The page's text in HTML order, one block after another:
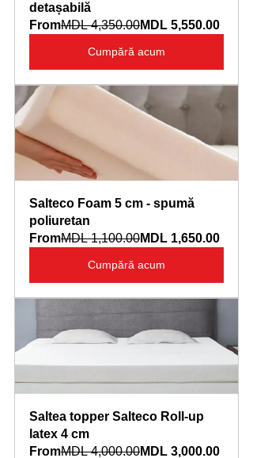
detașabilă
FromMDL 4,350.00MDL 5,550.00
Cumpără acum
Salteco Foam 5 cm - spumă
poliuretan
FromMDL 1,100.00MDL 1,650.00
Cumpără acum
Saltea topper Salteco Roll-up
latex 4 cm
FromMDL 4,000.00MDL 3,000.00